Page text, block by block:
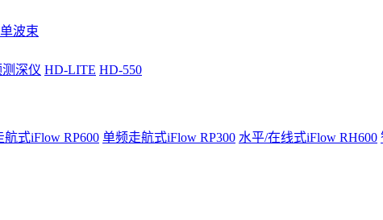
波束
深仪 HD-LITE HD-550
航式iFlow RP600 单频走航式iFlow RP300 水平/在线式iFlow RH600